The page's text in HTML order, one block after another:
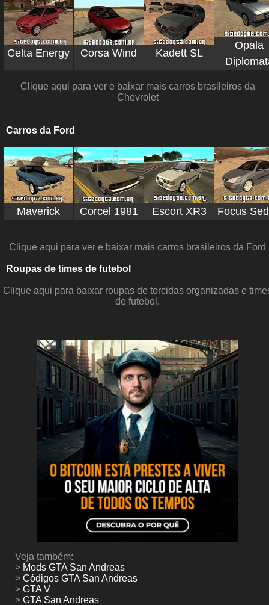
Celta Energy Corsa Wind Kadett SL
Opala
Clique aqui para ver e baixar mais carros brasileiros da
Chevrolet
Carros da Ford
Maverick Corcel 1981 Escort XR3 Focus
Clique aqui para ver e baixar mais carros brasileiros da Ford
Roupas de times de futebol
Clique aqui para baixar roupas de torcidas organizadas e
de futebol.
Veja também:
> Mods GTA San Andreas
> Códigos GTA San Andreas
> GTA V
> GTA San Andreas